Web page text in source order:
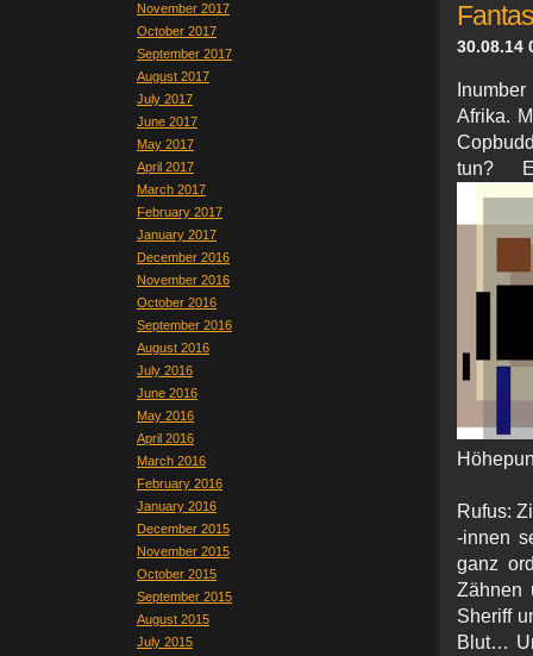
November 2017
October 2017
September 2017
August 2017
July 2017
June 2017
May 2017
April 2017
March 2017
February 2017
January 2017
December 2016
November 2016
October 2016
September 2016
August 2016
July 2016
June 2016
May 2016
April 2016
March 2016
February 2016
January 2016
December 2015
November 2015
October 2015
September 2015
August 2015
July 2015
30.08.14
Afrika.
tun?
Rufus:
-innen
ganz
Zähnen
Sheriff
Blut…